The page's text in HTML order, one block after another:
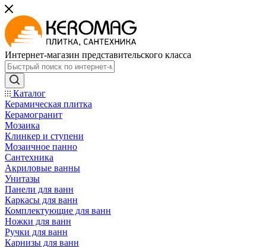
Интернет-магазин представительского класса
Каталог
Керамическая плитка
Керамогранит
Мозаика
Клинкер и ступени
Мозаичное панно
Сантехника
Акриловые ванны
Унитазы
Панели для ванн
Каркасы для ванн
Комплектующие для ванн
Ножки для ванн
Ручки для ванн
Карнизы для ванн